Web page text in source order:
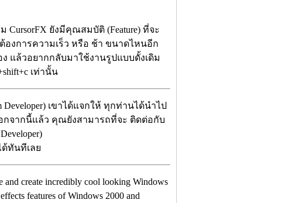
CursorFX ยังมีคุณสมบัติ (Feature) ที่จะ
องการความเร็ว หรือ ช้า ขนาดไหนอีก
แล้วอยากกลับมาใช้งานรูปแบบดั้งเดิม
เท่านั้น
เขาได้แจกให้ ทุกท่านได้นำไป
กจากนี้แล้ว คุณยังสามารถที่จะ ติดต่อกับ
ด้ทันทีเลย
and create incredibly cool looking Windows
features of Windows 2000 and